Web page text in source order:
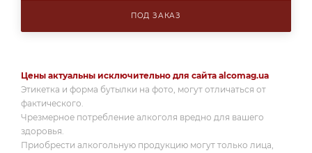
ПОД ЗАКАЗ
Цены актуальны исключительно для сайта alcomag.ua
Этикетка и форма бутылки на фото, могут отличаться от
фактического.
Чрезмерное потребление алкоголя вредно для вашего
здоровья.
Приобрести алкогольную продукцию могут только лица,